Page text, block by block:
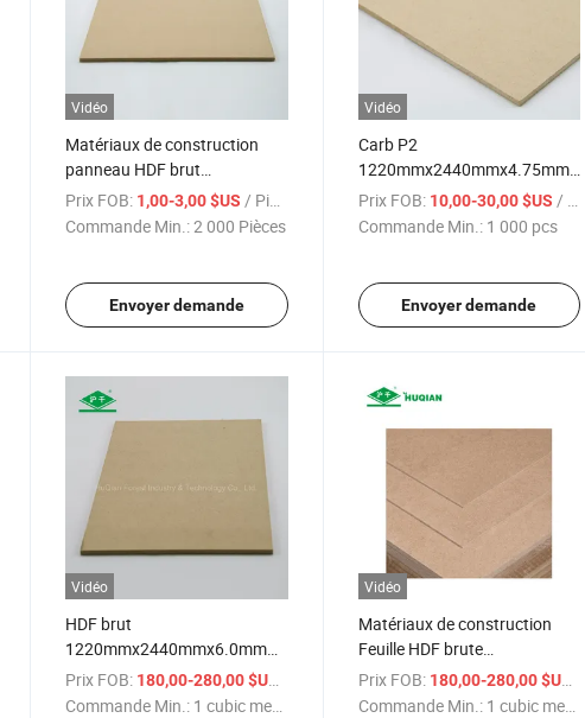
Vidéo
Matériaux de construction
panneau HDF brut
1220mmx2440mmx2.5mm
Prix FOB: 1,00-3,00 $US/ Pièce
Commande Min.:2 000 Pièces
Envoyer demande
Vidéo
Carb P2
1220mmx2440mmx4.75mm
HDF brut avec poncé
Prix FOB: 10,00-30,00 $US / pcs
Commande Min.: 1 000 pcs
Envoyer demande
/ cubic meter
Vidéo
HDF brut
1220mmx2440mmx6.0mm
E0 à prix bas d'usine
Prix FOB: 180,00-280,00 $US
/ cubic meter
Commande Min.: 1 cubic meter
Vidéo
Matériaux de construction
Feuille HDF brute
2440mmx1220mmx3.0mm
E0 pour décoration
Prix FOB: 180,00-280,00 $US
Commande Min.: 1 cubic meter